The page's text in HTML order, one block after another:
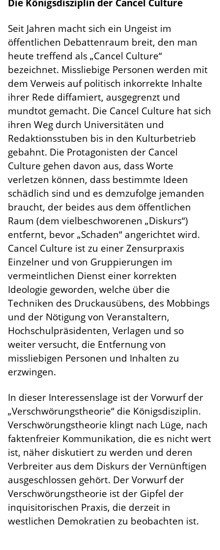
Die Königsdisziplin der Cancel Culture
Seit Jahren macht sich ein Ungeist im
öffentlichen Debattenraum breit, den man
heute treffend als „Cancel Culture“
bezeichnet. Missliebige Personen werden mit
dem Verweis auf politisch inkorrekte Inhalte
ihrer Rede diffamiert, ausgegrenzt und
mundtot gemacht. Die Cancel Culture hat sich
ihren Weg durch Universitäten und
Redaktionsstuben bis in den Kulturbetrieb
gebahnt. Die Protagonisten der Cancel
Culture gehen davon aus, dass Worte
verletzen können, dass bestimmte Ideen
schädlich sind und es demzufolge jemanden
braucht, der beides aus dem öffentlichen
Raum (dem vielbeschworenen „Diskurs“)
entfernt, bevor „Schaden“ angerichtet wird.
Cancel Culture ist zu einer Zensurpraxis
Einzelner und von Gruppierungen im
vermeintlichen Dienst einer korrekten
Ideologie geworden, welche über die
Techniken des Druckausübens, des Mobbings
und der Nötigung von Veranstaltern,
Hochschulpräsidenten, Verlagen und so
weiter versucht, die Entfernung von
missliebigen Personen und Inhalten zu
erzwingen.
In dieser Interessenslage ist der Vorwurf der
„Verschwörungstheorie“ die Königsdisziplin.
Verschwörungstheorie klingt nach Lüge, nach
faktenfreier Kommunikation, die es nicht wert
ist, näher diskutiert zu werden und deren
Verbreiter aus dem Diskurs der Vernünftigen
ausgeschlossen gehört. Der Vorwurf der
Verschwörungstheorie ist der Gipfel der
inquisitorischen Praxis, die derzeit in
westlichen Demokratien zu beobachten ist.